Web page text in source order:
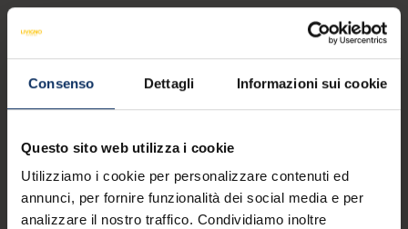
Consenso Dettagli Informazioni sui cookie
Questo sito web utilizza i cookie
Utilizziamo i cookie per personalizzare contenuti ed
annunci, per fornire funzionalità dei social media e per
analizzare il nostro traffico. Condividiamo inoltre
Contatti
mail
call+39 0342 977 800
MYLIVIGNOPASS: un'app per te